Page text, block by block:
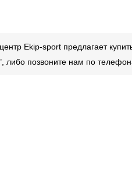
Ekip-sport предлагает
либо позвоните нам по